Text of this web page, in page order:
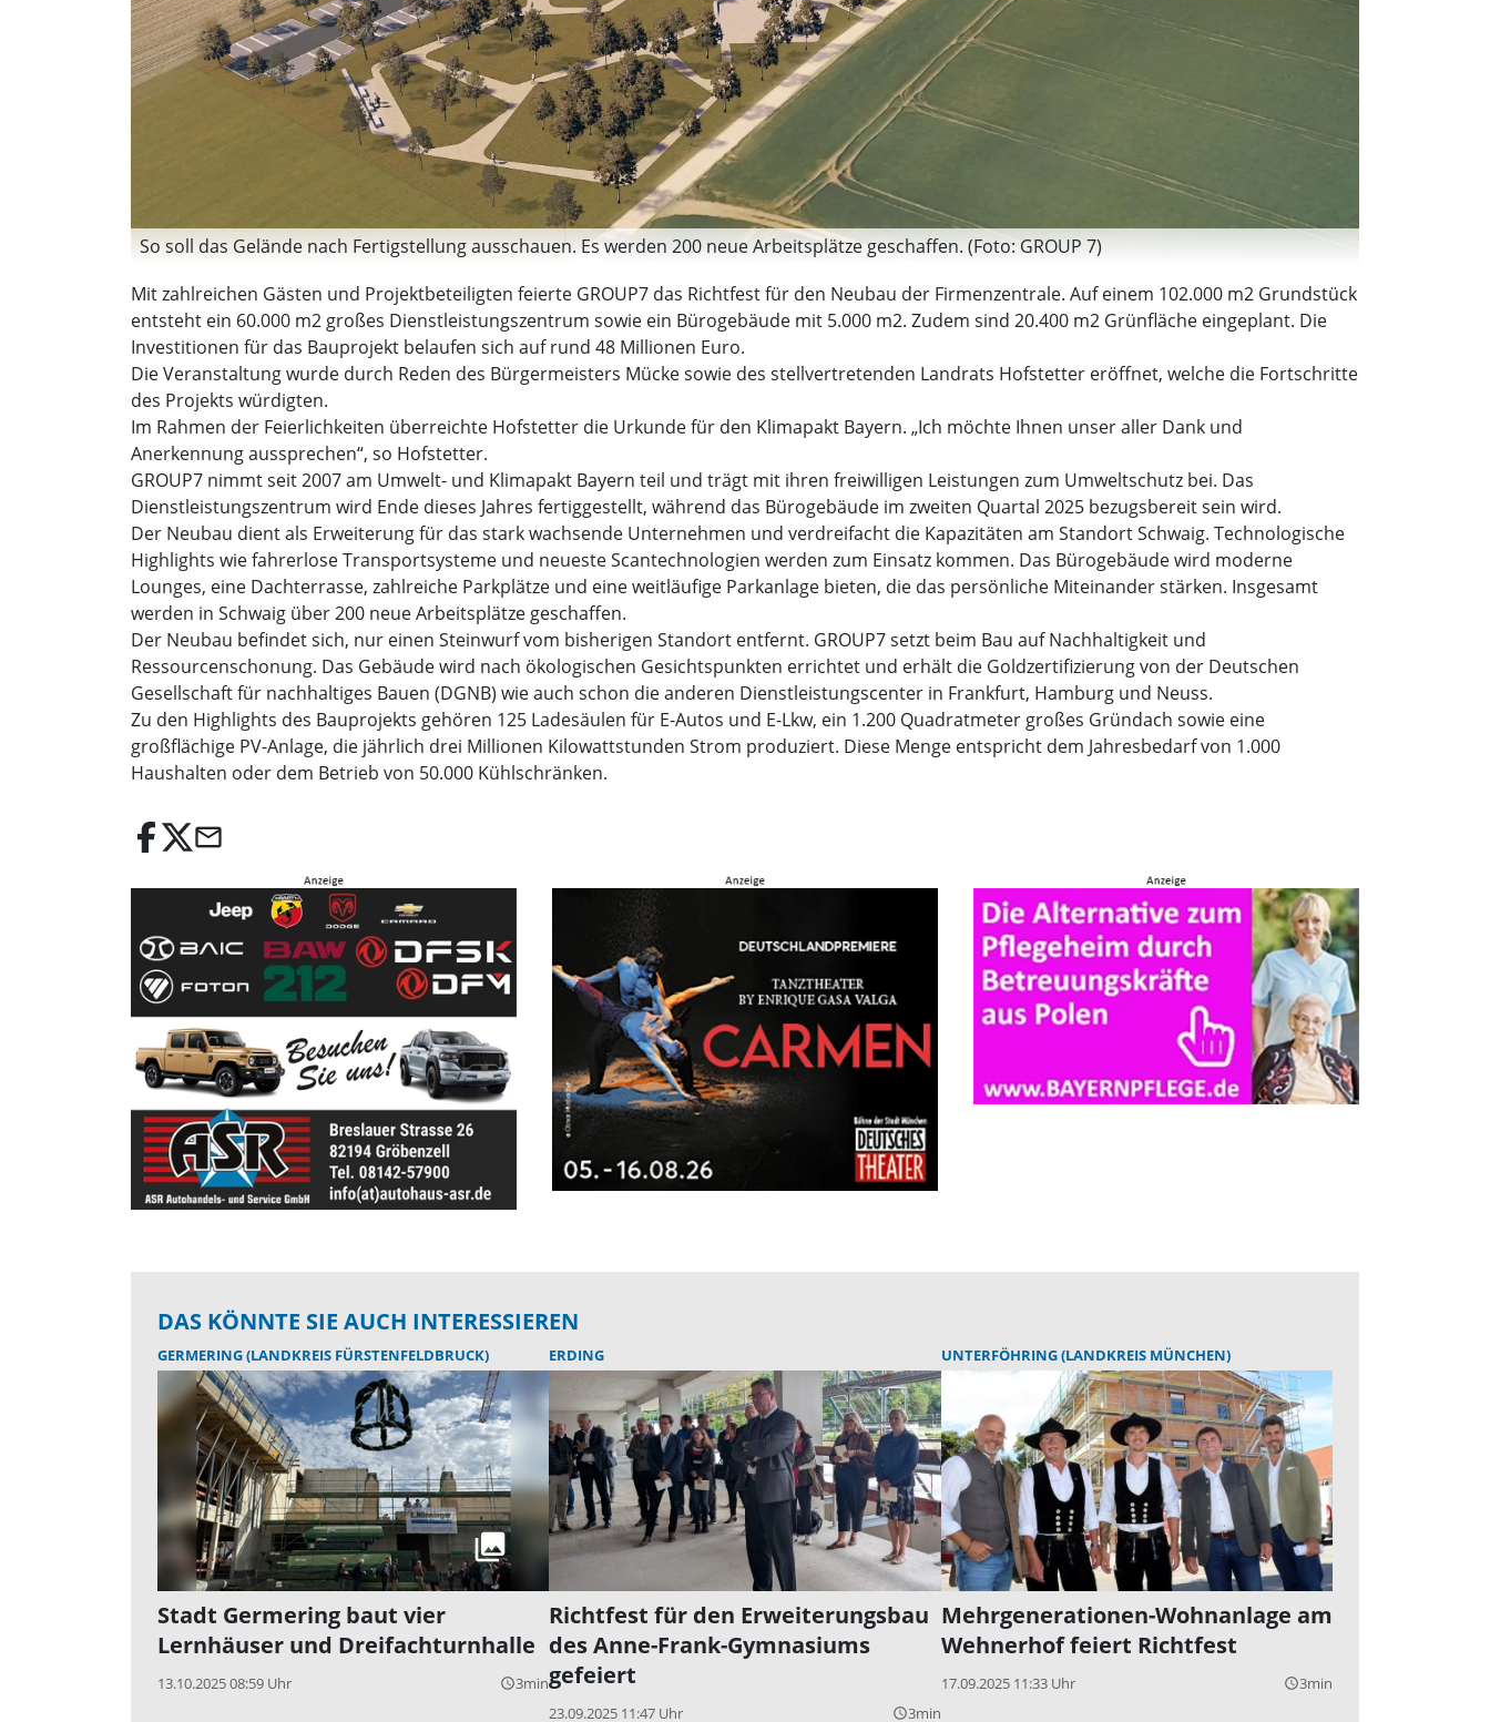
So soll das Gelände nach Fertigstellung ausschauen. Es werden 200 neue Arbeitsplätze geschaffen. (Foto: GROUP 7)
Mit zahlreichen Gästen und Projektbeteiligten feierte GROUP7 das Richtfest für den Neubau der Firmenzentrale. Auf einem 102.000 m2 Grundstück
entsteht ein 60.000 m2 großes Dienstleistungszentrum sowie ein Bürogebäude mit 5.000 m2. Zudem sind 20.400 m2 Grünfläche eingeplant. Die
Investitionen für das Bauprojekt belaufen sich auf rund 48 Millionen Euro.
Die Veranstaltung wurde durch Reden des Bürgermeisters Mücke sowie des stellvertretenden Landrats Hofstetter eröffnet, welche die Fortschritte
des Projekts würdigten.
Im Rahmen der Feierlichkeiten überreichte Hofstetter die Urkunde für den Klimapakt Bayern. „Ich möchte Ihnen unser aller Dank und
Anerkennung aussprechen“, so Hofstetter.
GROUP7 nimmt seit 2007 am Umwelt- und Klimapakt Bayern teil und trägt mit ihren freiwilligen Leistungen zum Umweltschutz bei. Das
Dienstleistungszentrum wird Ende dieses Jahres fertiggestellt, während das Bürogebäude im zweiten Quartal 2025 bezugsbereit sein wird.
Der Neubau dient als Erweiterung für das stark wachsende Unternehmen und verdreifacht die Kapazitäten am Standort Schwaig. Technologische
Highlights wie fahrerlose Transportsysteme und neueste Scantechnologien werden zum Einsatz kommen. Das Bürogebäude wird moderne
Lounges, eine Dachterrasse, zahlreiche Parkplätze und eine weitläufige Parkanlage bieten, die das persönliche Miteinander stärken. Insgesamt
werden in Schwaig über 200 neue Arbeitsplätze geschaffen.
Der Neubau befindet sich, nur einen Steinwurf vom bisherigen Standort entfernt. GROUP7 setzt beim Bau auf Nachhaltigkeit und
Ressourcenschonung. Das Gebäude wird nach ökologischen Gesichtspunkten errichtet und erhält die Goldzertifizierung von der Deutschen
Gesellschaft für nachhaltiges Bauen (DGNB) wie auch schon die anderen Dienstleistungscenter in Frankfurt, Hamburg und Neuss.
Zu den Highlights des Bauprojekts gehören 125 Ladesäulen für E-Autos und E-Lkw, ein 1.200 Quadratmeter großes Gründach sowie eine
großflächige PV-Anlage, die jährlich drei Millionen Kilowattstunden Strom produziert. Diese Menge entspricht dem Jahresbedarf von 1.000
Haushalten oder dem Betrieb von 50.000 Kühlschränken.
email
DAS KÖNNTE SIE AUCH INTERESSIEREN
GERMERING (LANDKREIS FÜRSTENFELDBRUCK)
Stadt Germering baut vier
Lernhäuser und Dreifachturnhalle
13.10.2025 08:59 Uhr query_builder3min
ERDING
Richtfest für den Erweiterungsbau
des Anne-Frank-Gymnasiums
gefeiert
23.09.2025 11:47 Uhr query_builder3min
UNTERFÖHRING (LANDKREIS MÜNCHEN)
Mehrgenerationen-Wohnanlage am
Wehnerhof feiert Richtfest
17.09.2025 11:33 Uhr query_builder3min